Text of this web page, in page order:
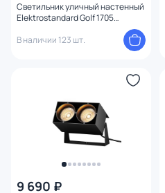
Светильник уличный настенный
Elektrostandard Golf 1705
В наличии 123 шт.
9 690 ₽